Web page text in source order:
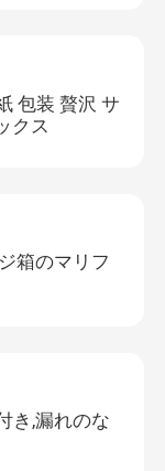
包装 贅沢 サ
クス
箱のマリフ
き,漏れのな